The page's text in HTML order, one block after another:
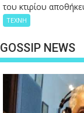
του κτιρίου
ΤΕΧΝΗ
GOSSIP NEWS